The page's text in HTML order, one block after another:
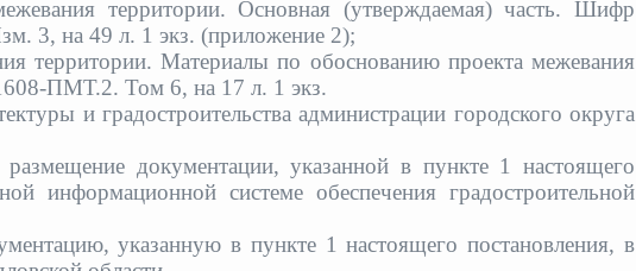
территории. Основная (утверждаемая) часть. Шифр
3, на 49 л. 1 экз. (приложение 2);
территории. Материалы по обоснованию проекта межевания
ПМТ.2. Том 6, на 17 л. 1 экз.
и градостроительства администрации городского округа
размещение документации, указанной в пункте 1 настоящего
информационной системе обеспечения градостроительной
указанную в пункте 1 настоящего постановления, в